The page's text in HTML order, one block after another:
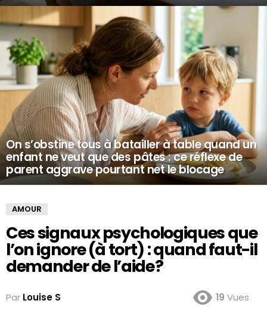
On s’obstine tous à batailler à table quand un
enfant ne veut que des pâtes : ce réflexe de
parent aggrave pourtant net le blocage
AMOUR
Ces signaux psychologiques que
l’on ignore (à tort) : quand faut-il
demander de l’aide ?
Par Louise S 19 Vues